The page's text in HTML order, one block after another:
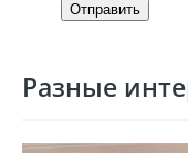
Отправить
Разные